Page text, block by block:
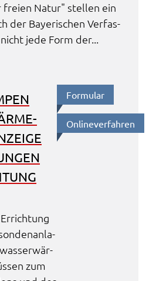
frei­en Natur" stel­len ein
der Baye­ri­schen Verfas­
jede Form der...
zum
Formu­lar
Online­ver­fah­ren